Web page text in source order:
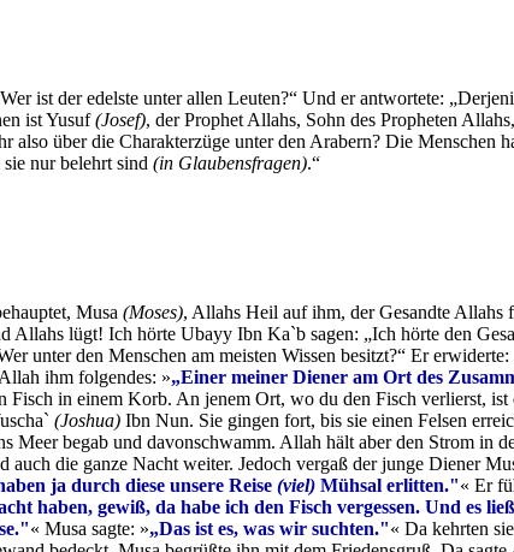
ist der edelste unter allen Leuten?“ Und er antwortete:
ist Yusuf(Josef), der Prophet Allahs, Sohn des Propheten
also über die Charakterzüge unter den Arabern? Die Menschen
nur belehrt sind (in Glaubensfragen).“
Musa (Moses), Allahs Heil auf ihm, der Gesandte Allahs
Allahs lügt! Ich hörte Ubayy Ibn Ka`b sagen: „Ich hörte den
unter den Menschen am meisten Wissen besitzt?“ Er
ihm folgendes: »„Einer meiner Diener am Ort des
Fisch in einem Korb. An jenem Ort, wo du den Fisch verlierst, ist
(Joshua) Ibn Nun. Sie gingen fort, bis sie einen Felsen
begab und davonschwamm. Allah hält aber den Strom in
auch die ganze Nacht weiter. Jedoch vergaß der junge Diener
ja durch diese unsere Reise (viel) Mühsal erlitten."« Er
haben, gewiß, da habe ich den Fisch vergessen. Und es
« Musa sagte: »„Das ist es, was wir suchten."« Da kehrten